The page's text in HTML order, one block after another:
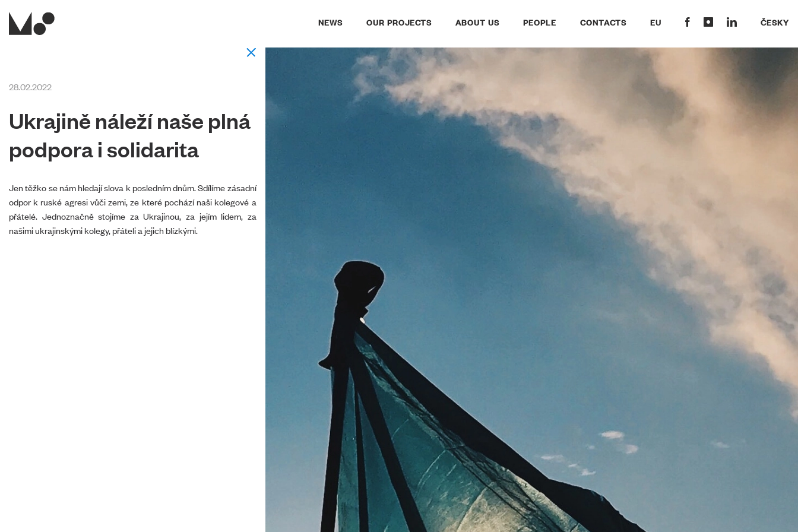
NEWS OUR PROJECTS ABOUT US PEOPLE CONTACTS EU ČESKY
28.02.2022
Ukrajině náleží naše plná
podpora i solidarita
Jen těžko se nám hledají slova k posledním dnům. Sdílíme zásadní
odpor k ruské agresi vůči zemi, ze které pochází naši kolegové a
přátelé. Jednoznačně stojíme za Ukrajinou, za jejím lidem, za
našimi ukrajinskými kolegy, přáteli a jejich blízkými.